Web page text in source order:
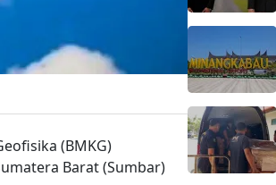
(BMKG)
Barat (Sumbar)